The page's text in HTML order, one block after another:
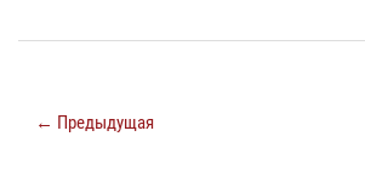
← Предыдущая